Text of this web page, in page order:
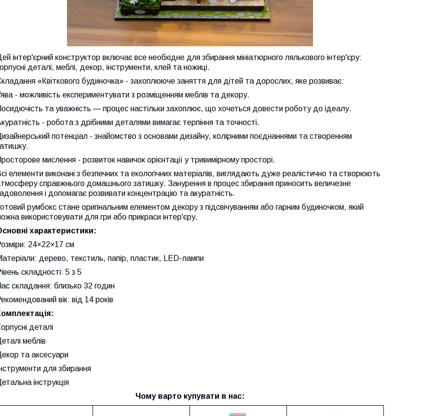
інтер'єрний конструктор включає все необхідне для збирання мініатюрного лялькового інтер'єру:
деталі, меблі, декор, інструменти, клей та ножиці.
«Квіткового будиночка» - захоплююче заняття для дітей та дорослих, яке розвиває:
- можливість експериментувати з розміщенням меблів та декору.
та уважність — процес настільки захоплює, що хочеться довести роботу до ідеалу.
- робота з дрібними деталями вимагає терпіння та точності.
потенціал - знайомство з основами дизайну, колірними поєднаннями та створенням
мислення - розвиток навичок орієнтації у тривимірному просторі.
елементи виконані з безпечних та екологічних матеріалів, виглядають дуже реалістично та створюють
справжнього домашнього затишку. Занурення в процес збирання приносить величезне
і допомагає розвивати концентрацію та акуратність.
румбокс стане оригінальним елементом декору з підсвічуванням або гарним будиночком, який
використовувати для гри або прикраси інтер'єру.
характеристики:
24×22×17 см
дерево, текстиль, папір, пластик, LED-лампи
складності: 5 з 5
складання: близько 32 годин
вік: від 14 років
деталі
меблів
та аксесуари
для збирання
інструкція
Чому варто купувати в нас: